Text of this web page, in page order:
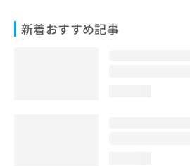
新着おすすめ記事
問
い